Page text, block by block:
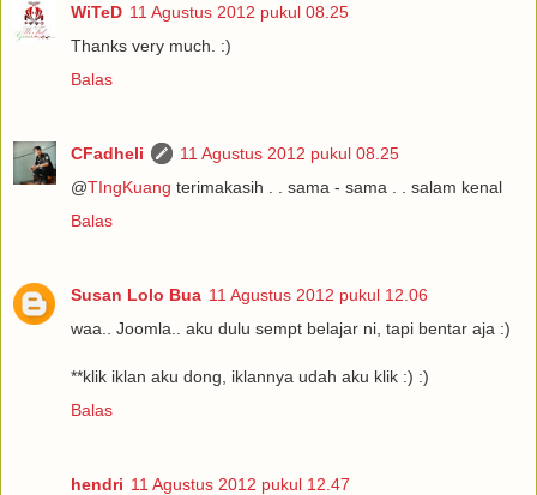
WiTeD 11 Agustus 2012 pukul 08.25
Thanks very much. :)
Balas
CFadheli
11 Agustus 2012 pukul 08.25
@TIngKuang terimakasih . . sama - sama . . salam kenal
Balas
Susan Lolo Bua 11 Agustus 2012 pukul 12.06
waa.. Joomla.. aku dulu sempt belajar ni, tapi bentar aja :)
**klik iklan aku dong, iklannya udah aku klik :) :)
Balas
hendri 11 Agustus 2012 pukul 12.47